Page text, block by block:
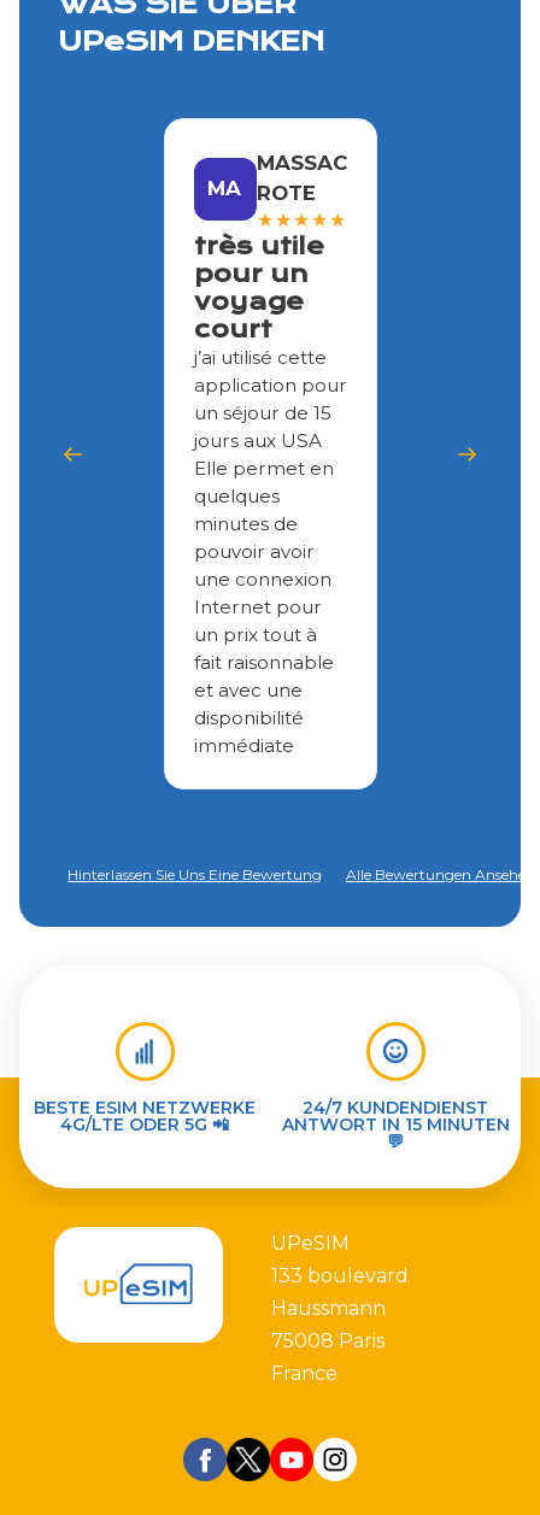
UPeSIM DENKEN
MA
MASSAC
ROTE
★★★★★
très utile
pour un
voyage
court
j’ai utilisé cette
application pour
un séjour de 15
jours aux USA
Elle permet en
quelques
minutes de
pouvoir avoir
une connexion
Internet pour
un prix tout à
fait raisonnable
et avec une
disponibilité
immédiate
Hinterlassen Sie Uns Eine Bewertung Alle Bewertungen Ansehen
BESTE ESIM NETZWERKE
4G/LTE ODER 5G 📲
24/7 KUNDENDIENST
ANTWORT IN 15 MINUTEN
💬
UPeSIM
133 boulevard
Haussmann
75008 Paris
France